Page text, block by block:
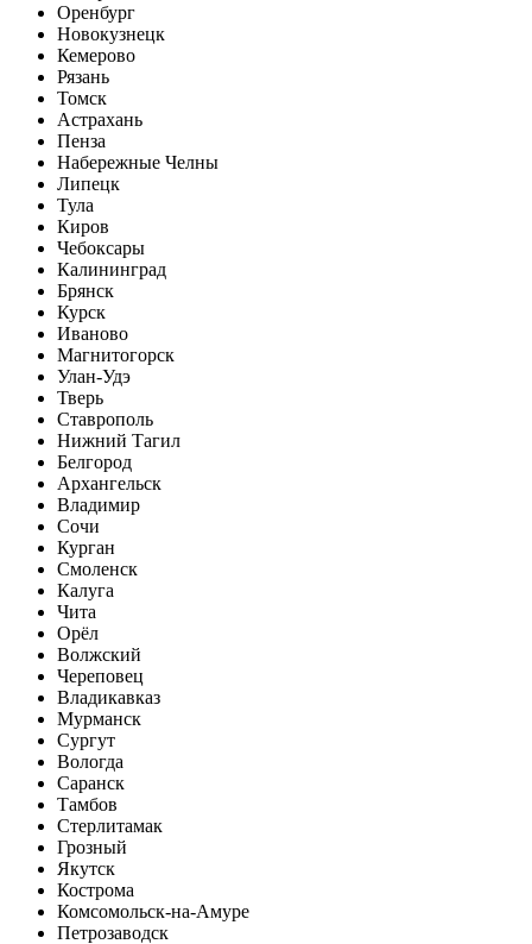
Оренбург
Новокузнецк
Кемерово
Рязань
Томск
Астрахань
Пенза
Набережные Челны
Липецк
Тула
Киров
Чебоксары
Калининград
Брянск
Курск
Иваново
Магнитогорск
Улан-Удэ
Тверь
Ставрополь
Нижний Тагил
Белгород
Архангельск
Владимир
Сочи
Курган
Смоленск
Калуга
Чита
Орёл
Волжский
Череповец
Владикавказ
Мурманск
Сургут
Вологда
Саранск
Тамбов
Стерлитамак
Грозный
Якутск
Кострома
Комсомольск-на-Амуре
Петрозаводск